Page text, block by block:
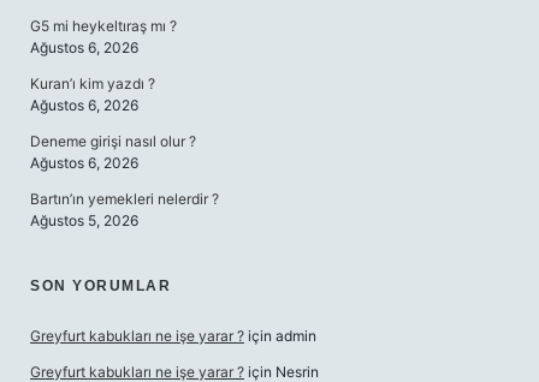
G5 mi heykeltıraş mı ?
Ağustos 6, 2026
Kuran’ı kim yazdı ?
Ağustos 6, 2026
Deneme girişi nasıl olur ?
Ağustos 6, 2026
Bartın’ın yemekleri nelerdir ?
Ağustos 5, 2026
SON YORUMLAR
Greyfurt kabukları ne işe yarar ? için admin
Greyfurt kabukları ne işe yarar ? için Nesrin